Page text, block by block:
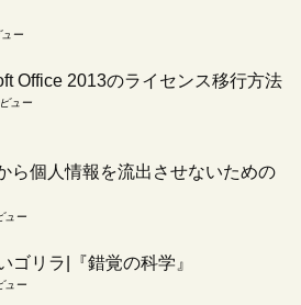
ー
Office 2013のライセンス移行方法
ュー
ら個人情報を流出させないための
ュー
ゴリラ|『錯覚の科学』
ュー